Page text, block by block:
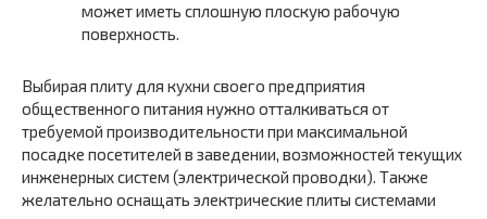
может иметь сплошную плоскую рабочую
поверхность.
Выбирая плиту для кухни своего предприятия
общественного питания нужно отталкиваться от
требуемой производительности при максимальной
посадке посетителей в заведении, возможностей текущих
инженерных систем (электрической проводки). Также
желательно оснащать электрические плиты системами